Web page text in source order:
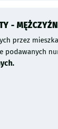
- MĘŻCZYŹNI
przez